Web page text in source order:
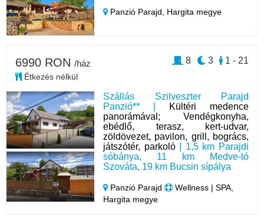
Panzió Parajd, Hargita megye
Szállás Szilveszter Parajd
Panzió** |
Kültéri medence
panorámával; Vendégkonyha,
ebédlő, terasz, kert-udvar,
zöldövezet, pavilon, grill, bogrács,
játszótér, parkoló| 1,5 km Parajdi
sóbánya, 11 km Medve-tó
Szováta, 19 km Bucsin sípálya
Panzió Parajd
Wellness | SPA,
Hargita megye
6990 RON /ház
Étkezés nélkül
1 - 21
3
8